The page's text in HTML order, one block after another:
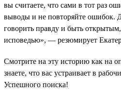
вы считаете, что сами в тот раз
выводы и не повторяйте ошибок.
говорить правду и быть
исповедью», — резюмирует
Смотрите на эту историю как на
знаете, что вас устраивает в
Успешного поиска!